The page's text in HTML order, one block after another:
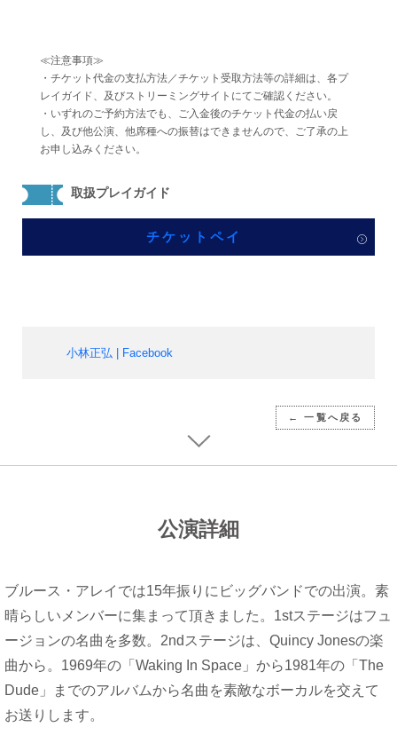
≪注意事項≫
・チケット代金の支払方法／チケット受取方法等の詳細は、各プ
レイガイド、及びストリーミングサイトにてご確認ください。
・いずれのご予約方法でも、ご入金後のチケット代金の払い戻
し、及び他公演、他席種への振替はできませんので、ご了承の上
お申し込みください。
取扱プレイガイド
チケットペイ
小林正弘 | Facebook
← 一覧へ戻る
公演詳細
ブルース・アレイでは15年振りにビッグバンドでの出演。素
晴らしいメンバーに集まって頂きました。1stステージはフュ
ージョンの名曲を多数。2ndステージは、Quincy Jonesの楽
曲から。1969年の「Waking In Space」から1981年の「The
Dude」までのアルバムから名曲を素敵なボーカルを交えて
お送りします。